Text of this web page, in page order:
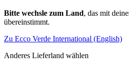
Bitte wechsle zum Land, das mit
übereinstimmt.
Zu Ecco Verde International (English)
Anderes Lieferland wählen